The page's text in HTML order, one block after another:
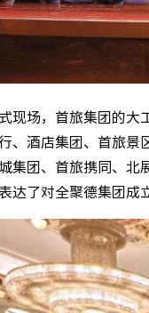
现场，首旅集团的大
、酒店集团、首旅景
集团、首旅携同、北
达了对全聚德集团成